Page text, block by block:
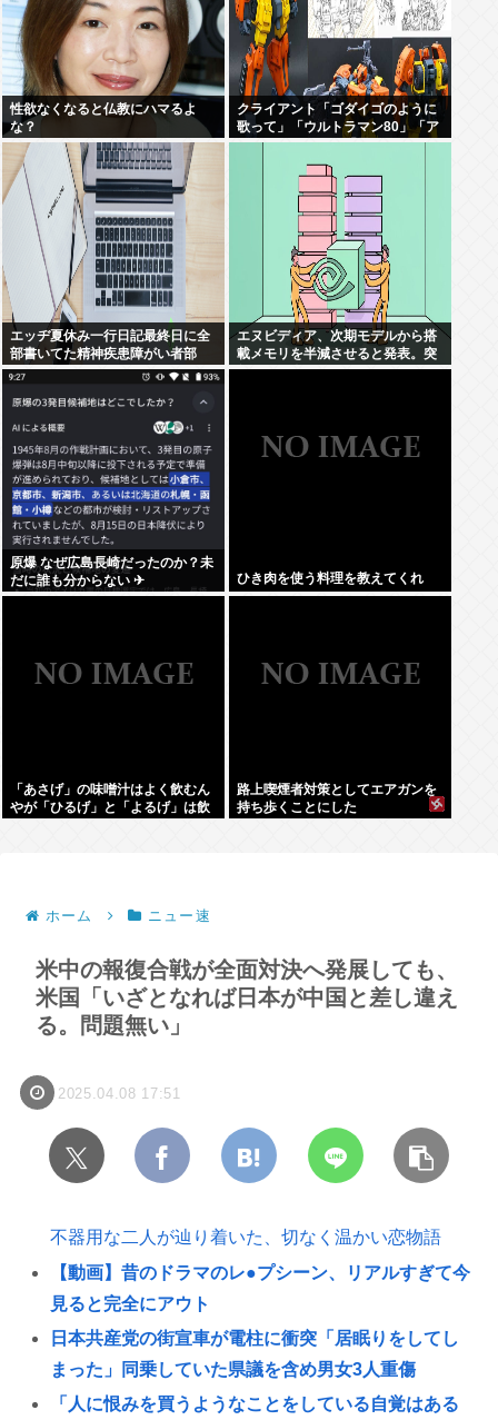
性欲なくなると仏教にハマるよ
な？
クライアント「ゴダイゴのように
歌って」「ウルトラマン80」「ア
ルフィのように」「星のピアス」
エッヂ夏休み一行日記最終日に全
部書いてた精神疾患障がい者部
エヌビディア、次期モデルから搭
載メモリを半減させると発表。突
然メモリ余り始めるwww
原爆 なぜ広島長崎だったのか？未
だに誰も分からない ✈
ひき肉を使う料理を教えてくれ
「あさげ」の味噌汁はよく飲むん
やが「ひるげ」と「よるげ」は飲
路上喫煙者対策としてエアガンを
持ち歩くことにした
ホーム ニュー速
米中の報復合戦が全面対決へ発展しても、
米国「いざとなれば日本が中国と差し違え
る。問題無い」
2025.04.08 17:51
不器用な二人が辿り着いた、切なく温かい恋物語
【動画】昔のドラマのレ●プシーン、リアルすぎて今
見ると完全にアウト
日本共産党の街宣車が電柱に衝突「居眠りをしてし
まった」同乗していた県議を含め男女3人重傷
「人に恨みを買うようなことをしている自覚はある